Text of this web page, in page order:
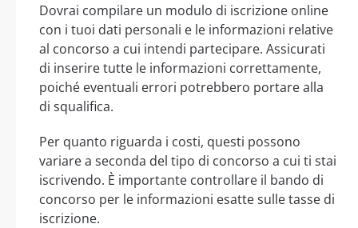
Dovrai compilare un modulo di iscrizione online
con i tuoi dati personali e le informazioni relative
al concorso a cui intendi partecipare. Assicurati
di inserire tutte le informazioni correttamente,
poiché eventuali errori potrebbero portare alla
di squalifica.
Per quanto riguarda i costi, questi possono
variare a seconda del tipo di concorso a cui ti stai
iscrivendo. È importante controllare il bando di
concorso per le informazioni esatte sulle tasse di
iscrizione.